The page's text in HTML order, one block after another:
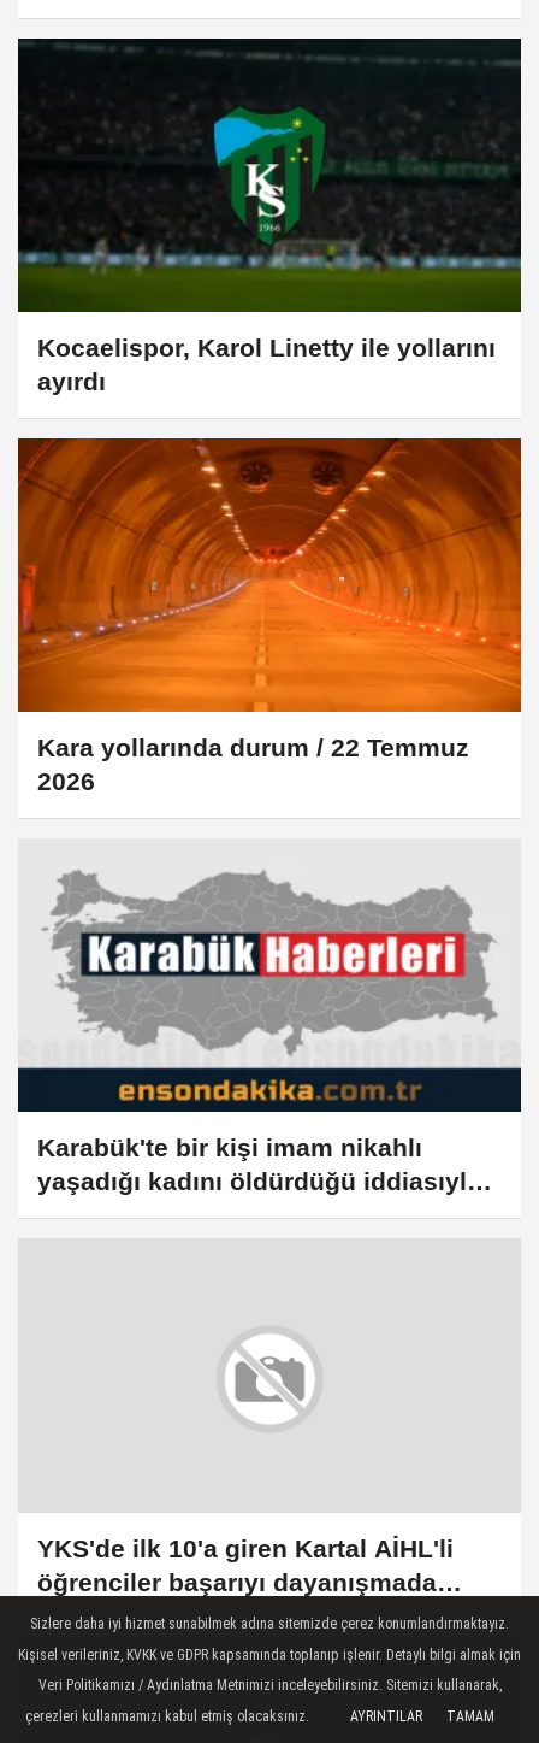
(22.07.2026)
Kocaelispor, Karol Linetty ile yollarını
ayırdı
Kara yollarında durum / 22 Temmuz
2026
Karabük'te bir kişi imam nikahlı
yaşadığı kadını öldürdüğü iddiasıyla
gözaltına alındı
YKS'de ilk 10'a giren Kartal AİHL'li
öğrenciler başarıyı dayanışmada
buldu
Sizlere daha iyi hizmet sunabilmek adına sitemizde çerez konumlandırmaktayız.
Kişisel verileriniz, KVKK ve GDPR kapsamında toplanıp işlenir. Detaylı bilgi almak için
Veri Politikamızı / Aydınlatma Metnimizi inceleyebilirsiniz. Sitemizi kullanarak,
çerezleri kullanmamızı kabul etmiş olacaksınız.
AYRINTILAR TAMAM